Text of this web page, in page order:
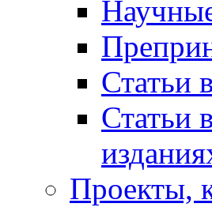
Статьи
Статьи
Проекты,